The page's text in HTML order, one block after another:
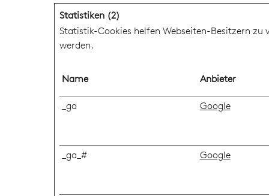
Statistiken (2)
Statistik-Cookies helfen Webseiten-Besitzern
werden.
Name Anbieter
_ga Google
_ga_# Google